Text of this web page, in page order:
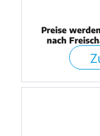
Preise
nach